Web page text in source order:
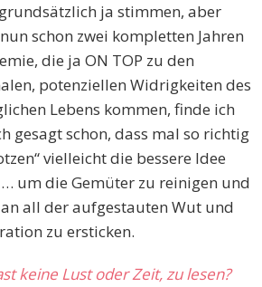
ja stimmen, aber
schon zwei kompletten Jahren
die ja ON TOP zu den
potenziellen Widrigkeiten des
Lebens kommen, finde ich
gesagt schon, dass mal so richtig
vielleicht die bessere Idee
um die Gemüter zu reinigen und
all der aufgestauten Wut und
zu ersticken.
keine Lust oder Zeit, zu lesen?